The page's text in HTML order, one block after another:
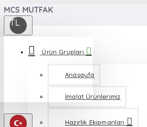
MCS MUTFAK
TL
Ürün Grupları
Anasayfa
İmalat Ürünlerimiz
Hazırlık Ekipmanları